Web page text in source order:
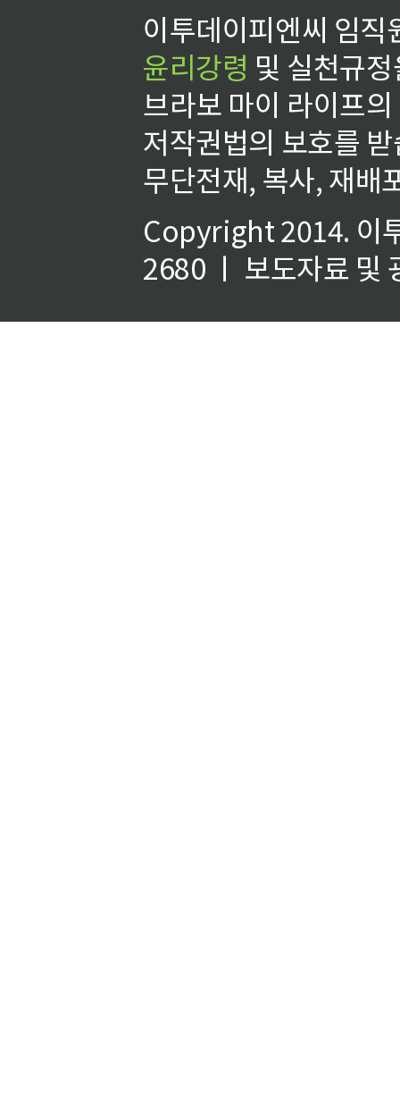
이투데이피엔씨 임
윤리강령 및 실천규
브라보 마이 라이프
저작권법의 보호를
무단전재, 복사, 재배
Copyright 2014. 이
2680 ㅣ 보도자료